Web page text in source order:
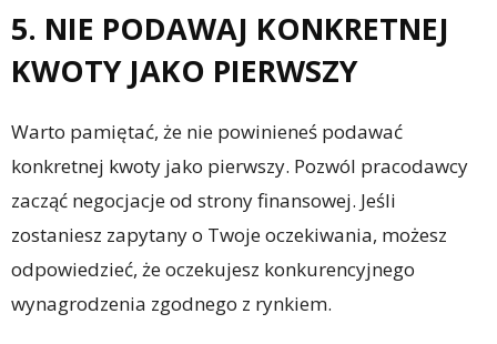
5. NIE PODAWAJ KONKRETNEJ
KWOTY JAKO PIERWSZY
Warto pamiętać, że nie powinieneś podawać
konkretnej kwoty jako pierwszy. Pozwól pracodawcy
zacząć negocjacje od strony finansowej. Jeśli
zostaniesz zapytany o Twoje oczekiwania, możesz
odpowiedzieć, że oczekujesz konkurencyjnego
wynagrodzenia zgodnego z rynkiem.